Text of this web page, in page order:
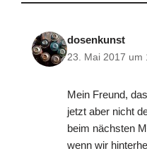
dosenkunst
23. Mai 2017 um
Mein Freund,
jetzt aber nicht
beim nächsten
wenn wir